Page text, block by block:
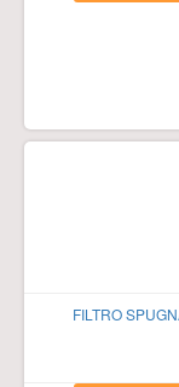
FILTRO